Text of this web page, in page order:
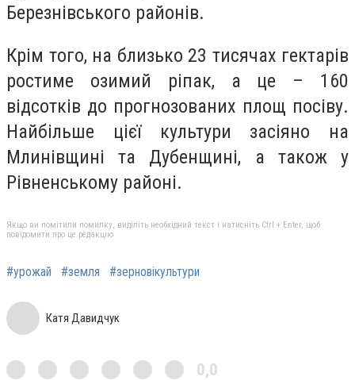
Березнівського районів.
Крім того, на близько 23 тисячах гектарів
ростиме озимий ріпак, а це – 160
відсотків до прогнозованих площ посіву.
Найбільше цієї культури засіяно на
Млинівщині та Дубенщині, а також у
Рівненському районі.
Якщо ви помітили помилку, виділіть необхідний текст і натисніть Ctrl + Enter, щоб
повідомити про це редакцію
#урожай #земля #зерновікультури
Катя Давидчук
0,0